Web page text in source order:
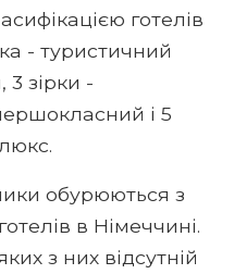
готелів
- туристичний
3 зірки -
і 5
обурюються з
в Німеччині.
з них відсутній